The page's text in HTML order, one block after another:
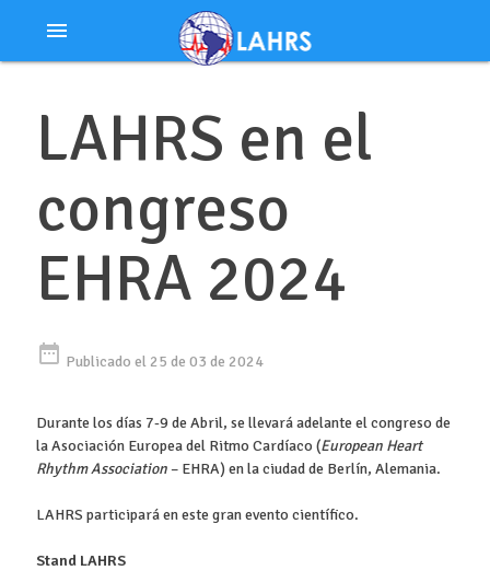
menu
LAHRS en el
congreso
EHRA 2024
date_range Publicado el 25 de 03 de 2024
Durante los días 7-9 de Abril, se llevará adelante el congreso de
la Asociación Europea del Ritmo Cardíaco (European Heart
Rhythm Association– EHRA) en la ciudad de Berlín, Alemania.
LAHRS participará en este gran evento científico.
Stand LAHRS